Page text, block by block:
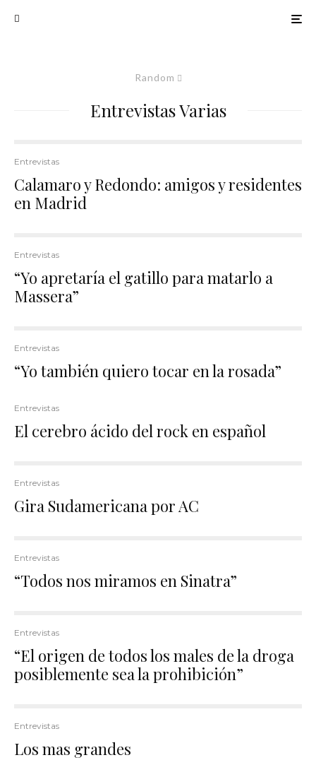
Random
Entrevistas Varias
Entrevistas
Calamaro y Redondo: amigos y residentes
en Madrid
Entrevistas
“Yo apretaría el gatillo para matarlo a
Massera”
Entrevistas
“Yo también quiero tocar en la rosada”
Entrevistas
El cerebro ácido del rock en español
Entrevistas
Gira Sudamericana por AC
Entrevistas
“Todos nos miramos en Sinatra”
Entrevistas
“El origen de todos los males de la droga
posiblemente sea la prohibición”
Entrevistas
Los mas grandes